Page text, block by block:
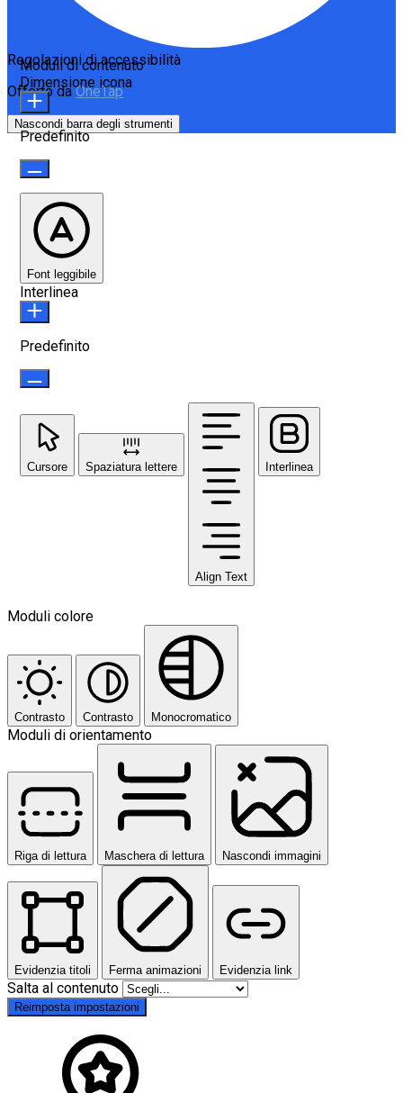
Regolazioni di accessibilità
Offerto daOneTap
Nascondi barra degli strumenti
Moduli di contenuto
Dimensione icona
Predefinito
Font leggibile
Interlinea
Predefinito
Cursore Spaziatura lettere
Align Text
Interlinea
Moduli colore
Contrasto Contrasto Monocromatico
Moduli di orientamento
Riga di lettura Maschera di lettura Nascondi immagini
Evidenzia titoli Ferma animazioni Evidenzia link
Salta al contenuto
Reimposta impostazioni